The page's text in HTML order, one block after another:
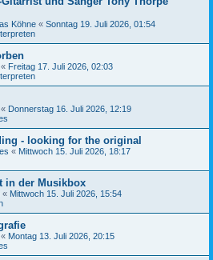
Köhne « Sonntag 19. Juli 2026, 01:54
« Freitag 17. Juli 2026, 02:03
« Donnerstag 16. Juli 2026, 12:19
- looking for the original
« Mittwoch 15. Juli 2026, 18:17
in der Musikbox
« Mittwoch 15. Juli 2026, 15:54
« Montag 13. Juli 2026, 20:15